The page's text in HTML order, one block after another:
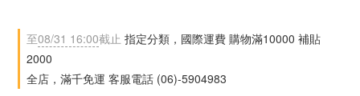
至08/31 16:00截止 指定分類，國際運費 購物滿10000 補貼
2000
全店，滿千免運 客服電話 (06)-5904983